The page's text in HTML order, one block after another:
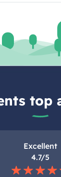
top
Excellent
4.7/5